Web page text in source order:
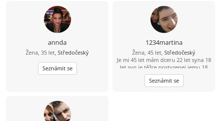
annda
Žena, 35 let, Středočeský
Seznámit se
1234martina
Žena, 45 let, Středočeský
Je mi 45 let mám dceru 22 let syna 18
let syn je těžce postyzenej jemu 18
let jednou za 14 dní mám střídavou
péči mám ráda výlety procházky
kino a procházky jinak dojdu ráda s
Seznámit se